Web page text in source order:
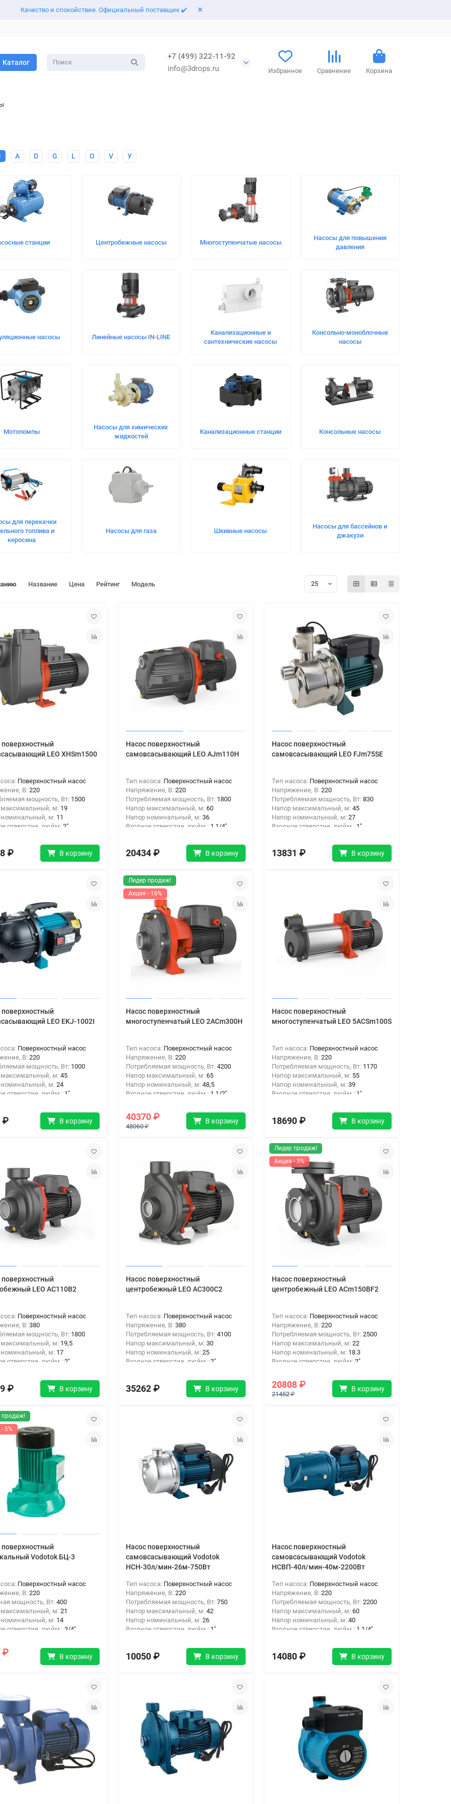
Качество и спокойствие. Официальный поставщик ✔️
Каталог
+7 (499) 322-11-92
info@3drops.ru
Избранное Сравнение Корзина
A D G L O V У
станции Центробежные насосы Многоступенчатые насосы
Насосы для повышения
давления
насосы Линейные насосы IN-LINE
Канализационные и
сантехнические насосы
Консольно-моноблочные
насосы
Мотопомпы
Насосы для химических
жидкостей
Канализационные станции Консольные насосы
для перекачки
топлива и
керосина
Насосы для газа Шкивные насосы
Насосы для бассейнов и
джакузи
Название Цена Рейтинг Модель
поверхностный
LEO XHSm1500
Поверхностный насос
В: 220
мощность, Вт: 1500
максимальный, м: 19
номинальный, м: 11
отверстие, дюйм: 2"
₽ В корзину
Насос поверхностный
самовсасывающий LEO AJm110H
Тип насоса: Поверхностный насос
Напряжение, В: 220
Потребляемая мощность, Вт: 1800
Напор максимальный, м: 60
Напор номинальный, м: 36
Входное отверстие, дюйм : 1 1/4"
20434 ₽ В корзину
Насос поверхностный
самовсасывающий LEO FJm75SE
Тип насоса: Поверхностный насос
Напряжение, В: 220
Потребляемая мощность, Вт: 830
Напор максимальный, м: 45
Напор номинальный, м: 27
Входное отверстие, дюйм : 1"
13831 ₽ В корзину
поверхностный
LEO EKJ-1002I
Поверхностный насос
В: 220
мощность, Вт: 1000
максимальный, м: 45
номинальный, м: 24
отверстие, дюйм : 1"
₽ В корзину
Лидер продаж!
Акция - 16%
Насос поверхностный
многоступенчатый LEO 2ACm300H
Тип насоса: Поверхностный насос
Напряжение, В: 220
Потребляемая мощность, Вт: 4200
Напор максимальный, м: 65
Напор номинальный, м: 48,5
Входное отверстие, дюйм : 1 1/2"
40370 ₽
48060 ₽
В корзину
Насос поверхностный
многоступенчатый LEO 5ACSm100S
Тип насоса: Поверхностный насос
Напряжение, В: 220
Потребляемая мощность, Вт: 1170
Напор максимальный, м: 55
Напор номинальный, м: 39
Входное отверстие, дюйм : 1"
18690 ₽ В корзину
поверхностный
LEO AC110B2
Поверхностный насос
В: 380
мощность, Вт: 1800
максимальный, м: 19,5
номинальный, м: 17
отверстие, дюйм : 2"
₽ В корзину
Насос поверхностный
центробежный LEO AC300C2
Тип насоса: Поверхностный насос
Напряжение, В: 380
Потребляемая мощность, Вт: 4100
Напор максимальный, м: 30
Напор номинальный, м: 25
Входное отверстие, дюйм : 2"
35262 ₽ В корзину
Лидер продаж!
Акция - 3%
Насос поверхностный
центробежный LEO ACm150BF2
Тип насоса: Поверхностный насос
Напряжение, В: 220
Потребляемая мощность, Вт: 2500
Напор максимальный, м: 22
Напор номинальный, м: 18.3
Входное отверстие, дюйм: 2"
20808 ₽
21452 ₽
В корзину
продаж!
5%
поверхностный
Vodotok БЦ-3
Поверхностный насос
В: 220
мощность, Вт: 400
максимальный, м: 21
номинальный, м: 14
отверстие, дюйм : 3/4"
₽ В корзину
Насос поверхностный
самовсасывающий Vodotok
НСН-30л/мин-26м-750Вт
Тип насоса: Поверхностный насос
Напряжение, В: 220
Потребляемая мощность, Вт: 750
Напор максимальный, м: 42
Напор номинальный, м: 26
Входное отверстие, дюйм : 1"
10050 ₽ В корзину
Насос поверхностный
самовсасывающий Vodotok
НСВП-40л/мин-40м-2200Вт
Тип насоса: Поверхностный насос
Напряжение, В: 220
Потребляемая мощность, Вт: 2200
Напор максимальный, м: 60
Напор номинальный, м: 40
Входное отверстие, дюйм : 1 1/4"
14080 ₽ В корзину